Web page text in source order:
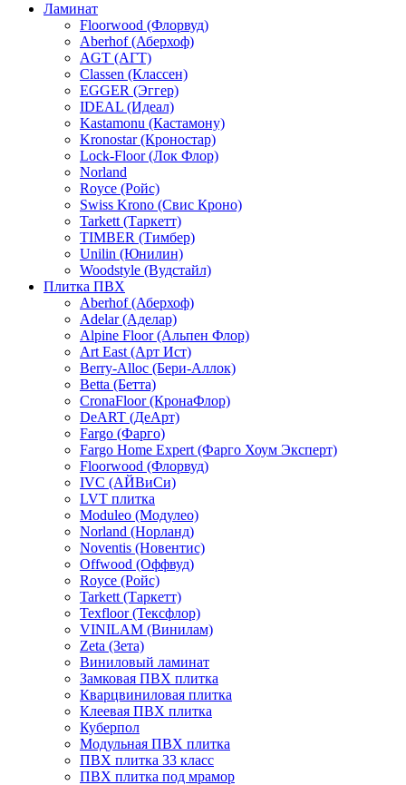
Ламинат
Floorwood (Флорвуд)
Aberhof (Аберхоф)
AGT (АГТ)
Classen (Классен)
EGGER (Эггер)
IDEAL (Идеал)
Kastamonu (Кастамону)
Kronostar (Кроностар)
Lock-Floor (Лок Флор)
Norland
Royce (Ройс)
Swiss Krono (Свис Кроно)
Tarkett (Таркетт)
TIMBER (Тимбер)
Unilin (Юнилин)
Woodstyle (Вудстайл)
Плитка ПВХ
Aberhof (Аберхоф)
Adelar (Аделар)
Alpine Floor (Альпен Флор)
Art East (Арт Ист)
Berry-Alloc (Бери-Аллок)
Betta (Бетта)
CronaFloor (КронаФлор)
DeART (ДеАрт)
Fargo (Фарго)
Fargo Home Expert (Фарго Хоум Эксперт)
Floorwood (Флорвуд)
IVC (АЙВиСи)
LVT плитка
Moduleo (Модулео)
Norland (Норланд)
Noventis (Новентис)
Offwood (Оффвуд)
Royce (Ройс)
Tarkett (Таркетт)
Texfloor (Тексфлор)
VINILAM (Винилам)
Zeta (Зета)
Виниловый ламинат
Замковая ПВХ плитка
Кварцвиниловая плитка
Клеевая ПВХ плитка
Куберпол
Модульная ПВХ плитка
ПВХ плитка 33 класс
ПВХ плитка под мрамор